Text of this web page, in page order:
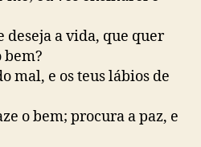
deseja a vida, que quer
bem?
mal, e os teus lábios de
o bem; procura a paz, e